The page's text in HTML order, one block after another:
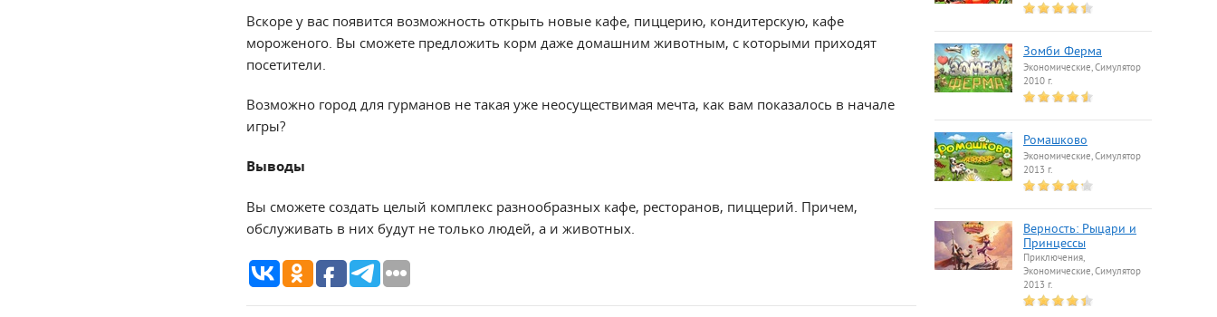
Вскоре у вас появится возможность открыть новые кафе, пиццерию, кондитерскую, кафе
мороженого. Вы сможете предложить корм даже домашним животным, с которыми приходят
посетители.
Возможно город для гурманов не такая уже неосуществимая мечта, как вам показалось в начале
игры?
Выводы
Вы сможете создать целый комплекс разнообразных кафе, ресторанов, пиццерий. Причем,
обслуживать в них будут не только людей, а и животных.
Зомби Ферма
Экономические, Симулятор
2010 г.
Ромашково
Экономические, Симулятор
2013 г.
Верность: Рыцари и
Принцессы
Приключения,
Экономические, Симулятор
2013 г.